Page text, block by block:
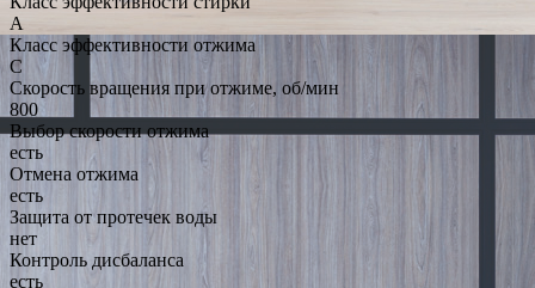
A
Класс эффективности отжима
C
Скорость вращения при отжиме, об/мин
800
Выбор скорости отжима
есть
Отмена отжима
есть
Защита от протечек воды
нет
Контроль дисбаланса
есть